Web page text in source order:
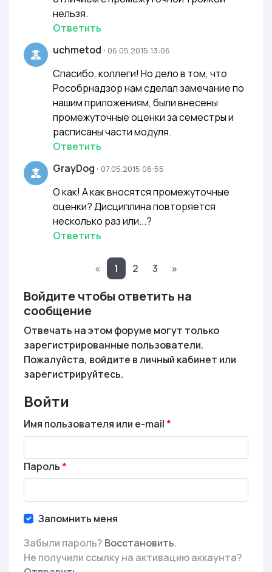
нельзя.
Ответить
uchmetod · 06.05.2015 13:06
Спасибо, коллеги! Но дело в том, что
Рособрнадзор нам сделал замечание по
нашим приложениям, были внесены
промежуточные оценки за семестры и
расписаны части модуля.
Ответить
GrayDog · 07.05.2015 06:55
О как! А как вносятся промежуточные
оценки? Дисциплина повторяется
несколько раз или...?
Ответить
« 1 2 3 »
Войдите чтобы ответить на
сообщение
Отвечать на этом форуме могут только
зарегистрированные пользователи.
Пожалуйста, войдите в личный кабинет или
зарегистрируйтесь.
Войти
Имя пользователя или e-mail
Пароль
Запомнить меня
Забыли пароль? Восстановить.
Не получили ссылку на активацию аккаунта?